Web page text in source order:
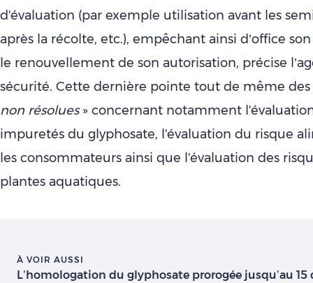
d'évaluation (par exemple utilisation avant les
après la récolte, etc.), empêchant ainsi d’office
le renouvellement de son autorisation, précise
sécurité. Cette dernière pointe tout de même
non résolues» concernant notamment
impuretés du glyphosate, l'évaluation du risque
les consommateurs ainsi que l'évaluation des
plantes aquatiques.
À VOIR AUSSI
L’homologation du glyphosate prorogée jusqu’au 15